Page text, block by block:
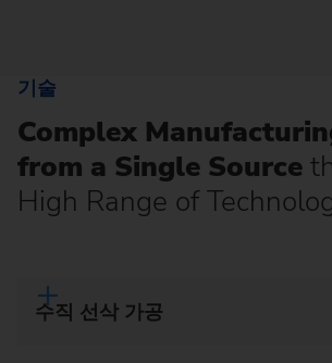
기술
Complex
from a Single Source
High Range of
수직 선삭 가공